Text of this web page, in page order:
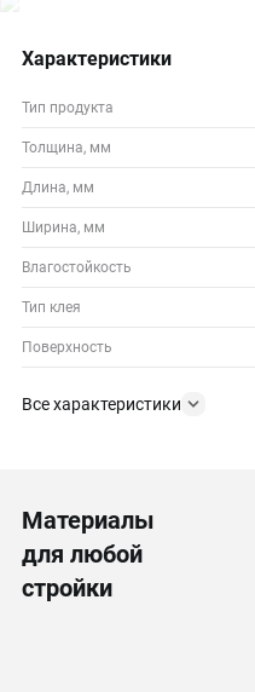
Характеристики
Тип продукта
Толщина, мм
Длина, мм
Ширина, мм
Влагостойкость
Тип клея
Поверхность
Все характеристики
Материалы
для любой
стройки